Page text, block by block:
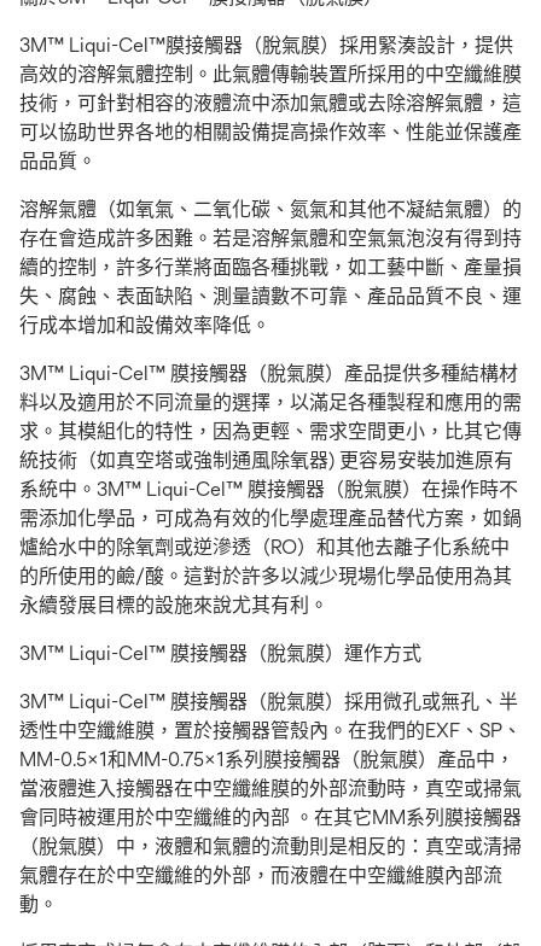
3M™ Liqui-Cel™膜接觸器（脫氣膜）採用緊湊設計，提供
高效的溶解氣體控制。此氣體傳輸裝置所採用的中空纖維膜
技術，可針對相容的液體流中添加氣體或去除溶解氣體，這
可以協助世界各地的相關設備提高操作效率、性能並保護產
品品質。
溶解氣體（如氧氣、二氧化碳、氮氣和其他不凝結氣體）的
存在會造成許多困難。若是溶解氣體和空氣氣泡沒有得到持
續的控制，許多行業將面臨各種挑戰，如工藝中斷、產量損
失、腐蝕、表面缺陷、測量讀數不可靠、產品品質不良、運
行成本增加和設備效率降低。
3M™ Liqui-Cel™ 膜接觸器（脫氣膜）產品提供多種結構材
料以及適用於不同流量的選擇，以滿足各種製程和應用的需
求。其模組化的特性，因為更輕、需求空間更小，比其它傳
統技術（如真空塔或強制通風除氧器) 更容易安裝加進原有
系統中。3M™ Liqui-Cel™ 膜接觸器（脫氣膜）在操作時不
需添加化學品，可成為有效的化學處理產品替代方案，如鍋
爐給水中的除氧劑或逆滲透（RO）和其他去離子化系統中
的所使用的鹼/酸。這對於許多以減少現場化學品使用為其
永續發展目標的設施來說尤其有利。
3M™ Liqui-Cel™ 膜接觸器（脫氣膜）運作方式
3M™ Liqui-Cel™ 膜接觸器（脫氣膜）採用微孔或無孔、半
透性中空纖維膜，置於接觸器管殼內。在我們的EXF、SP、
MM-0.5x1和MM-0.75x1系列膜接觸器（脫氣膜）產品中，
當液體進入接觸器在中空纖維膜的外部流動時，真空或掃氣
會同時被運用於中空纖維的內部 。在其它MM系列膜接觸器
（脫氣膜）中，液體和氣體的流動則是相反的：真空或清掃
氣體存在於中空纖維的外部，而液體在中空纖維膜內部流
動。